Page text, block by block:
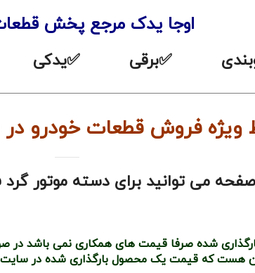
اوجا یدک مرجع پخش
✅برقی ✅یدکی
خودرو در سراسر کشور :
می توانید برای دسته موتور گرد
شده صرفا قیمت های همکاری نمی باشد در
هست که قیمت یک محصول بارگذاری شده در سایت